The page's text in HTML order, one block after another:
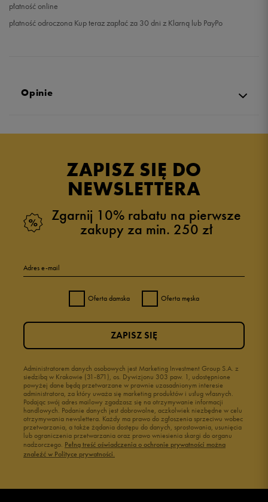
płatność online
płatność odroczona Kup teraz zapłać za 30 dni z Klarną lub PayPo
Opinie
ZAPISZ SIĘ DO
NEWSLETTERA
Zgarnij 10% rabatu na pierwsze
zakupy za min. 250 zł
Adres e-mail
Oferta damska Oferta męska
Administratorem danych osobowych jest Marketing Investment Group S.A. z
siedzibą w Krakowie (31-871), os. Dywizjonu 303 paw. 1, udostępnione
powyżej dane będą przetwarzane w prawnie uzasadnionym interesie
administratora, za który uważa się marketing produktów i usług własnych.
Podając swój adres mailowy zgadzasz się na otrzymywanie informacji
handlowych. Podanie danych jest dobrowolne, aczkolwiek niezbędne w celu
otrzymywania newslettera. Każdy ma prawo do zgłoszenia sprzeciwu wobec
przetwarzania, a także żądania dostępu do danych, sprostowania, usunięcia
lub ograniczenia przetwarzania oraz prawo wniesienia skargi do organu
nadzorczego. Pełną treść oświadczenia o ochronie prywatności można
znaleźć w Polityce prywatności.
ZAPISZ SIĘ